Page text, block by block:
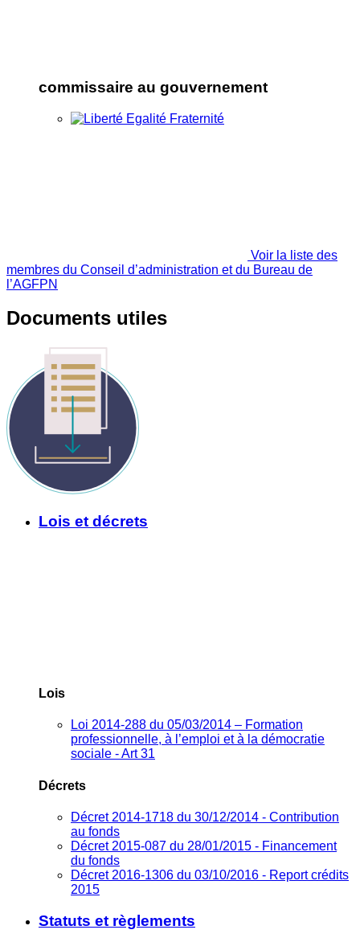
commissaire au gouvernement
Voir la liste des
membres du Conseil d’administration et du Bureau de
l’AGFPN
Documents utiles
Lois et décrets
Lois
Loi 2014-288 du 05/03/2014 – Formation
professionnelle, à l’emploi et à la démocratie
sociale - Art 31
Décrets
Décret 2014-1718 du 30/12/2014 - Contribution
au fonds
Décret 2015-087 du 28/01/2015 - Financement
du fonds
Décret 2016-1306 du 03/10/2016 - Report crédits
2015
Statuts et règlements